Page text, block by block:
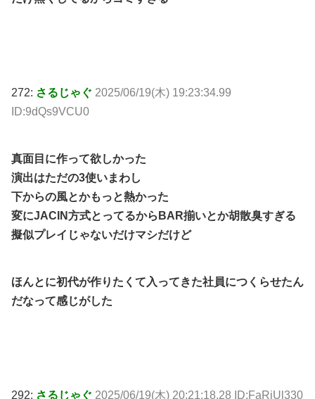
272: さるじゃぐ 2025/06/19(木) 19:23:34.99
ID:9dQs9VCU0
真面目に作って欲しかった
演出はただの3使いまわし
下からの風とかもっと熱かった
変にJACIN方式とってるからBAR揃いとか胡散臭すぎる
擬似プレイじゃないだけマシだけど
ほんとに初代が作りたくて入ってきた社員につくらせたん
だなって感じがした
292: さるじゃぐ 2025/06/19(木) 20:21:18.28 ID:FaRiUl330